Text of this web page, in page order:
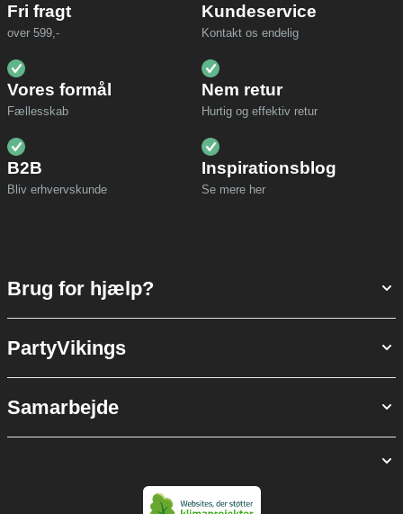
Fri fragt
over 599,-
Kundeservice
Kontakt os endelig
Vores formål
Fællesskab
Nem retur
Hurtig og effektiv retur
B2B
Bliv erhvervskunde
Inspirationsblog
Se mere her
Brug for hjælp?
PartyVikings
Samarbejde